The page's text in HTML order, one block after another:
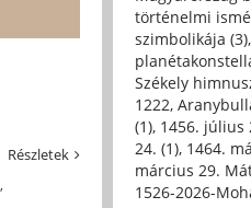
Részletek
,
történelmi
szimbolikája (3),
Székely
1222,
(1), 1456. július
24. (1), 1464.
március 29.
1526-2026-